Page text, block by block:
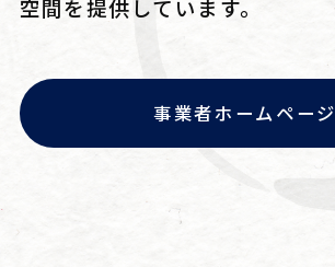
空間を提供しています。
事業者ホームページ